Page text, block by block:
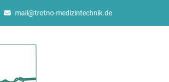
mail@trotno-medizintechnik.de